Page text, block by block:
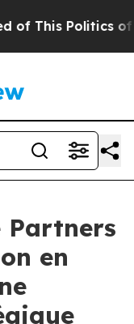
This Politics of
Partners
en